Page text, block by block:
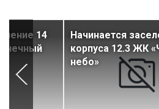
14
Начинается
корпуса 12.3 ЖК
небо»